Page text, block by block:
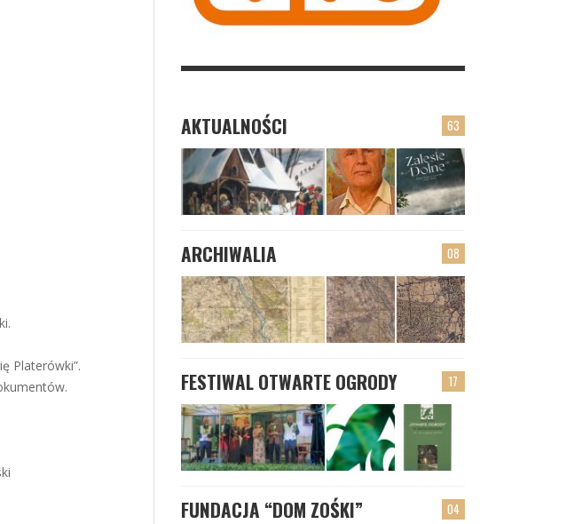
Platerówki”.
63
AKTUALNOŚCI
08
ARCHIWALIA
17
FESTIWAL OTWARTE OGRODY
04
FUNDACJA “DOM ZOŚKI”